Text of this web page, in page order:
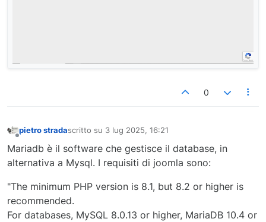
0
pietro stradascritto su 3 lug 2025, 16:21
ultima modifica di
Mariadb è il software che gestisce il database, in
alternativa a Mysql. I requisiti di joomla sono:
"The minimum PHP version is 8.1, but 8.2 or higher is
recommended.
For databases, MySQL 8.0.13 or higher, MariaDB 10.4 or